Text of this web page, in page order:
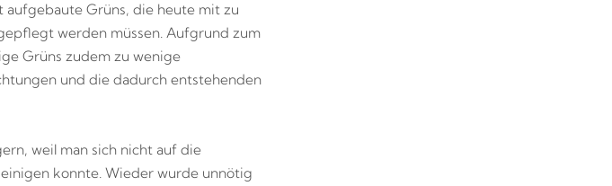
Grüns, die heute mit zu
werden müssen. Aufgrund zum
Grüns zudem zu wenige
und die dadurch entstehenden
weil man sich nicht auf die
konnte. Wieder wurde unnötig